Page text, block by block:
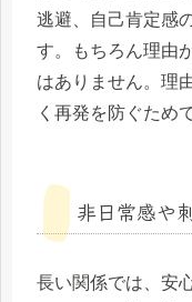
逃避、自己肯定感
す。もちろん理由
はありません。理
く再発を防ぐため
非日常感や
長い関係では、安